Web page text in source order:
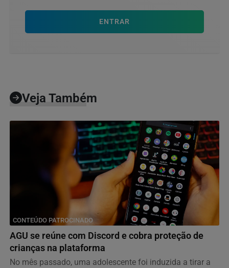
ENTRAR
Veja Também
CONTEÚDO PATROCINADO
AGU se reúne com Discord e cobra proteção de
crianças na plataforma
No mês passado, uma adolescente foi induzida a tirar a